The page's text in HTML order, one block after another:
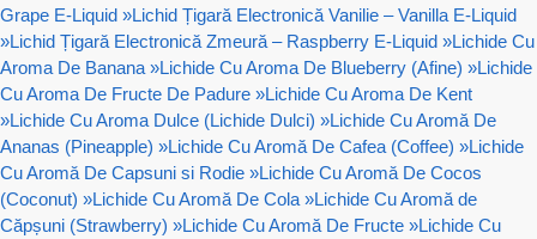
Grape E-Liquid »Lichid Țigară Electronică Vanilie – Vanilla E-Liquid
»Lichid Țigară Electronică Zmeură – Raspberry E-Liquid »Lichide Cu
Aroma De Banana »Lichide Cu Aroma De Blueberry (Afine) »Lichide
Cu Aroma De Fructe De Padure »Lichide Cu Aroma De Kent
»Lichide Cu Aroma Dulce (Lichide Dulci) »Lichide Cu Aromă De
Ananas (Pineapple) »Lichide Cu Aromă De Cafea (Coffee) »Lichide
Cu Aromă De Capsuni si Rodie »Lichide Cu Aromă De Cocos
(Coconut) »Lichide Cu Aromă De Cola »Lichide Cu Aromă de
Căpșuni (Strawberry) »Lichide Cu Aromă De Fructe »Lichide Cu